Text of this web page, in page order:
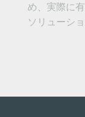
め、実際に
ソリューシ